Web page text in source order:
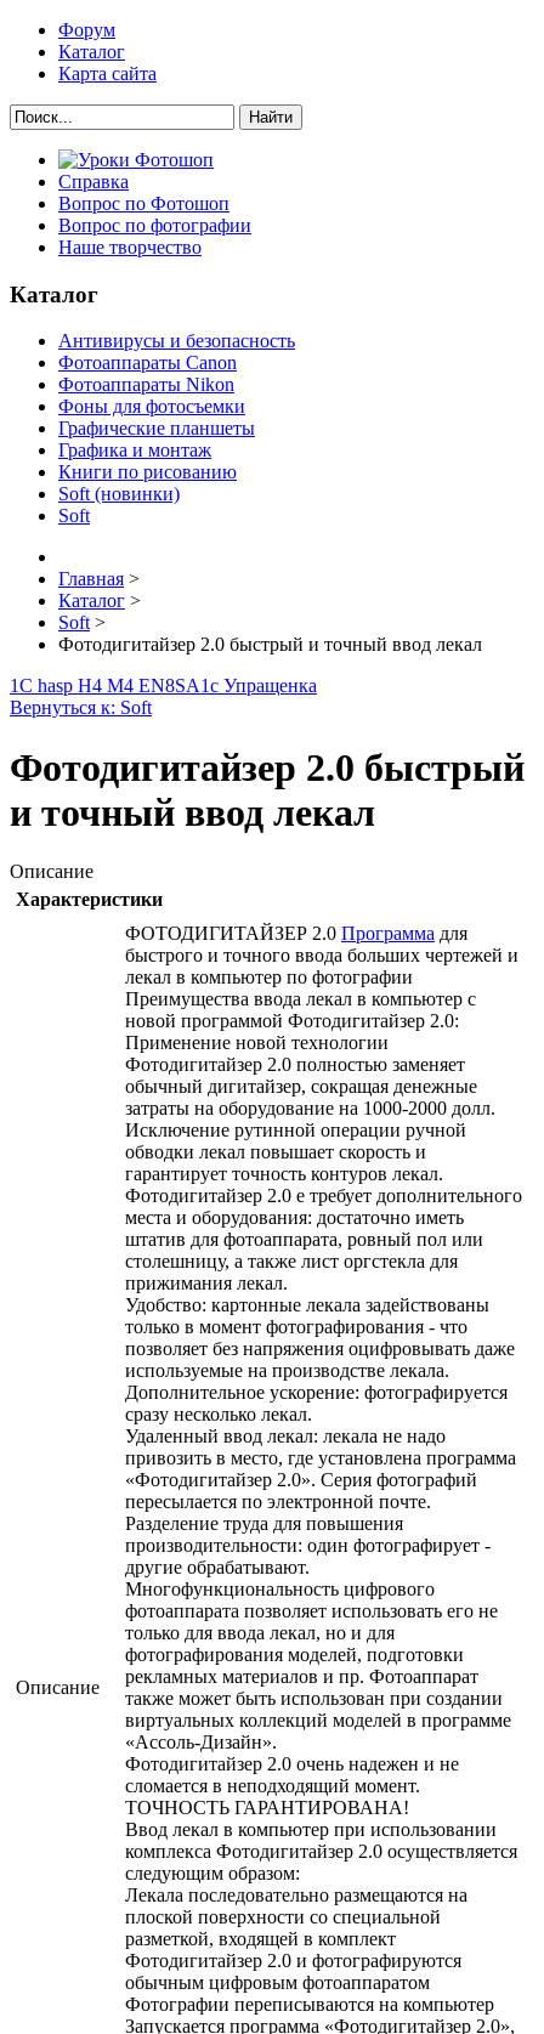
Форум
Каталог
Карта сайта
Найти
Справка
Вопрос по Фотошоп
Вопрос по фотографии
Наше творчество
Каталог
Антивирусы и безопасность
Фотоаппараты Canon
Фотоаппараты Nikon
Фоны для фотосъемки
Графические планшеты
Графика и монтаж
Книги по рисованию
Soft (новинки)
Soft
Главная >
Каталог >
Soft >
Фотодигитайзер 2.0 быстрый и точный ввод лекал
1С hasp H4 M4 EN8SA1с Упращенка
Вернуться к: Soft
Фотодигитайзер 2.0 быстрый
и точный ввод лекал
Описание
Характеристики
Описание
ФОТОДИГИТАЙЗЕР 2.0 Программа для
быстрого и точного ввода больших чертежей и
лекал в компьютер по фотографии
Преимущества ввода лекал в компьютер с
новой программой Фотодигитайзер 2.0:
Применение новой технологии
Фотодигитайзер 2.0 полностью заменяет
обычный дигитайзер, сокращая денежные
затраты на оборудование на 1000-2000 долл.
Исключение рутинной операции ручной
обводки лекал повышает скорость и
гарантирует точность контуров лекал.
Фотодигитайзер 2.0 е требует дополнительного
места и оборудования: достаточно иметь
штатив для фотоаппарата, ровный пол или
столешницу, а также лист оргстекла для
прижимания лекал.
Удобство: картонные лекала задействованы
только в момент фотографирования - что
позволяет без напряжения оцифровывать даже
используемые на производстве лекала.
Дополнительное ускорение: фотографируется
сразу несколько лекал.
Удаленный ввод лекал: лекала не надо
привозить в место, где установлена программа
«Фотодигитайзер 2.0». Серия фотографий
пересылается по электронной почте.
Разделение труда для повышения
производительности: один фотографирует -
другие обрабатывают.
Многофункциональность цифрового
фотоаппарата позволяет использовать его не
только для ввода лекал, но и для
фотографирования моделей, подготовки
рекламных материалов и пр. Фотоаппарат
также может быть использован при создании
виртуальных коллекций моделей в программе
«Ассоль-Дизайн».
Фотодигитайзер 2.0 очень надежен и не
сломается в неподходящий момент.
ТОЧНОСТЬ ГАРАНТИРОВАНА!
Ввод лекал в компьютер при использовании
комплекса Фотодигитайзер 2.0 осуществляется
следующим образом:
Лекала последовательно размещаются на
плоской поверхности со специальной
разметкой, входящей в комплект
Фотодигитайзер 2.0 и фотографируются
обычным цифровым фотоаппаратом
Фотографии переписываются на компьютер
Запускается программа «Фотодигитайзер 2.0»,